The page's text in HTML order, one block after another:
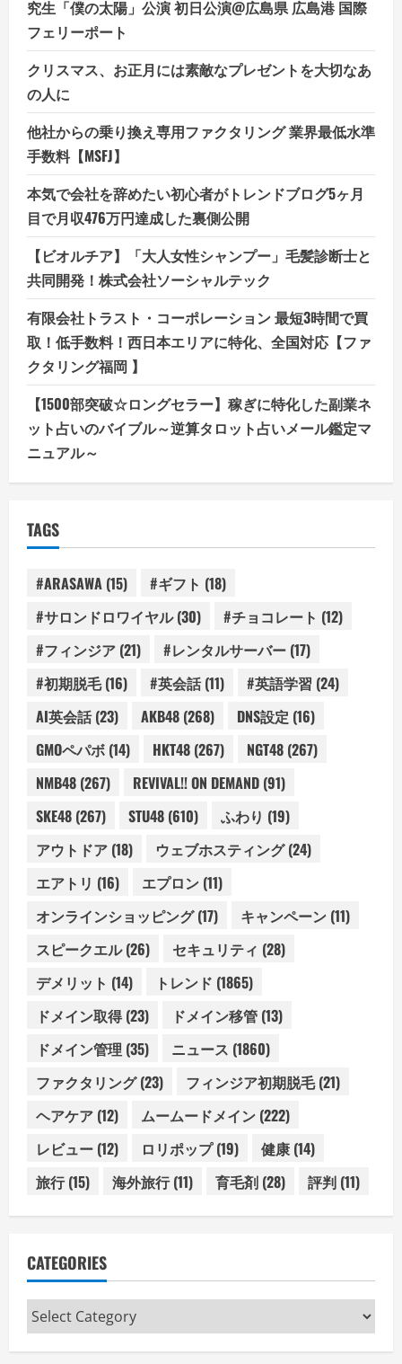
究生「僕の太陽」公演 初日公演@広島県 広島港 国際
フェリーポート
クリスマス、お正月には素敵なプレゼントを大切なあ
の人に
他社からの乗り換え専用ファクタリング 業界最低水準
手数料【MSFJ】
本気で会社を辞めたい初心者がトレンドブログ5ヶ月
目で月収476万円達成した裏側公開
【ビオルチア】「大人女性シャンプー」毛髪診断士と
共同開発！株式会社ソーシャルテック
有限会社トラスト・コーポレーション 最短3時間で買
取！低手数料！西日本エリアに特化、全国対応【ファ
クタリング福岡 】
【1500部突破☆ロングセラー】稼ぎに特化した副業ネ
ット占いのバイブル～逆算タロット占いメール鑑定マ
ニュアル～
TAGS
#ARASAWA (15) #ギフト (18)
#サロンドロワイヤル(30) #チョコレート (12)
#フィンジア (21) #レンタルサーバー (17)
#初期脱毛(16) #英会話(11) #英語学習 (24)
AI英会話(23) AKB48 (268) DNS設定 (16)
GMOペパボ (14) HKT48 (267) NGT48 (267)
NMB48 (267) REVIVAL!! ON DEMAND (91)
SKE48 (267) STU48 (610) ふわり (19)
アウトドア (18) ウェブホスティング(24)
エアトリ (16) エプロン (11)
オンラインショッピング(17) キャンペーン (11)
スピークエル(26) セキュリティ (28)
デメリット (14) トレンド (1865)
ドメイン取得(23) ドメイン移管 (13)
ドメイン管理 (35) ニュース (1860)
ファクタリング(23) フィンジア初期脱毛(21)
ヘアケア (12) ムームードメイン (222)
レビュー (12) ロリポップ(19) 健康 (14)
旅行(15) 海外旅行(11) 育毛剤 (28) 評判 (11)
CATEGORIES
Categories